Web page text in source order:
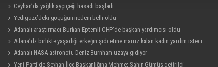
Ceyhan’da yağlık ayçiçeği hasadı başladı
Yedigöze’deki göçüğün nedeni belli oldu
Adanalı araştırmacı Burhan Eptemli CHP’de başkan yardımcısı oldu
Adana’da birlikte yaşadığı erkeğin şiddetine maruz kalan kadın yardım istedi
Adanalı NASA astronotu Deniz Burnham uzaya gidiyor
Yeni Parti'de Seyhan İlçe Başkanlığına Mehmet Şahin Gümüş getirildi